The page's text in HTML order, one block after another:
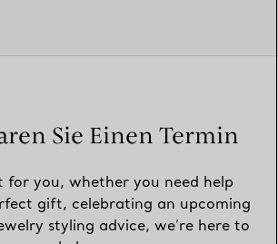
Sie Einen Termin
for you, whether you need help
gift, celebrating an upcoming
styling advice, we’re here to